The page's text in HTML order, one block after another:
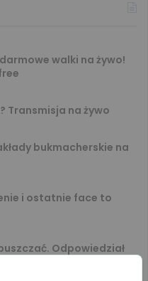
walki na żywo!
Transmisja na żywo
bukmacherskie na
i ostatnie face to
Odpowiedział